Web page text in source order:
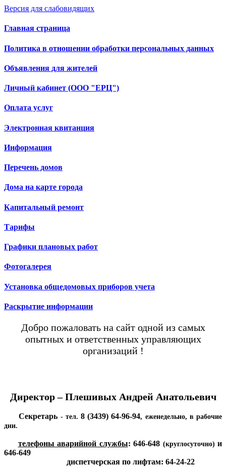
Версия для слабовидящих
Главная страница
Политика в отношении обработки персональных данных
Объявления для жителей
Личный кабинет (ООО "ЕРЦ")
Оплата услуг
Электронная квитанция
Информация
Перечень домов
Дома на карте города
Капитальный ремонт
Тарифы
Графики плановых работ
Фотогалерея
Установка общедомовых приборов учета
Раскрытие информации
Добро пожаловать на сайт одной из самых
опытных и ответственных управляющих
организаций !
Директор – Плешивых Андрей Анатольевич
Секретарь - тел.8 (3439) 64-96-94, еженедельно, в рабочие
дни.
телефоны аварийной службы: 646-648 (круглосуточно) и
646-649
диспетчерская по лифтам: 64-24-22